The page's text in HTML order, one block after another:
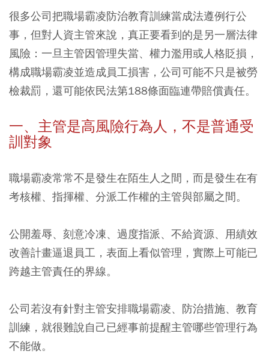
很多公司把職場霸凌防治教育訓練當成法遵例行公
事，但對人資主管來說，真正要看到的是另一層法律
風險：一旦主管因管理失當、權力濫用或人格貶損，
構成職場霸凌並造成員工損害，公司可能不只是被勞
檢裁罰，還可能依民法第188條面臨連帶賠償責任。
一、主管是高風險行為人，不是普通受
訓對象
職場霸凌常常不是發生在陌生人之間，而是發生在有
考核權、指揮權、分派工作權的主管與部屬之間。
公開羞辱、刻意冷凍、過度指派、不給資源、用績效
改善計畫逼退員工，表面上看似管理，實際上可能已
跨越主管責任的界線。
公司若沒有針對主管安排職場霸凌、防治措施、教育
訓練，就很難說自己已經事前提醒主管哪些管理行為
不能做。